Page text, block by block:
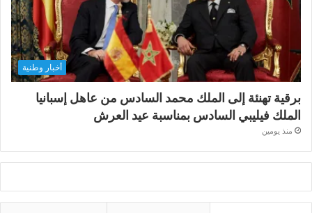
أخبار وطنية
برقية تهنئة إلى الملك محمد السادس من عاهل إسبانيا
الملك فيليبي السادس بمناسبة عيد العرش
منذ يومين